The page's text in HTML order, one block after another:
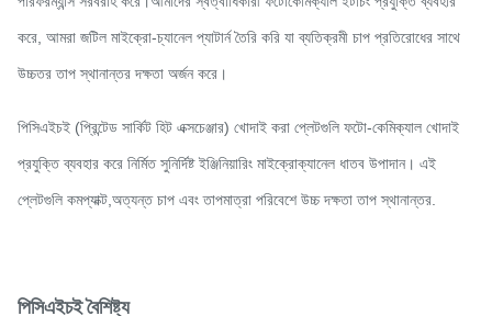
করে, আমরা জটিল মাইক্রো-চ্যানেল প্যাটার্ন তৈরি করি যা ব্যতিক্রমী চাপ প্রতিরোধের সাথে
উচ্চতর তাপ স্থানান্তর দক্ষতা অর্জন করে।
পিসিএইচই (প্রিন্টেড সার্কিট হিট এক্সচেঞ্জার) খোদাই করা প্লেটগুলি ফটো-কেমিক্যাল খোদাই
প্রযুক্তি ব্যবহার করে নির্মিত সুনির্দিষ্ট ইঞ্জিনিয়ারিং মাইক্রোক্যানেল ধাতব উপাদান। এই
প্লেটগুলি কমপ্যাক্ট,অত্যন্ত চাপ এবং তাপমাত্রা পরিবেশে উচ্চ দক্ষতা তাপ স্থানান্তর.
পিসিএইচই বৈশিষ্ট্য